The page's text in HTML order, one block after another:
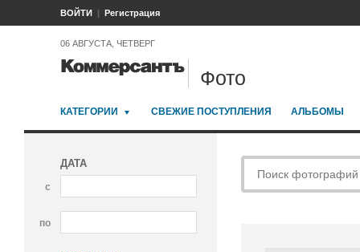
ВОЙТИ Регистрация
06 АВГУСТА, ЧЕТВЕРГ
Фото
КАТЕГОРИИ СВЕЖИЕ ПОСТУПЛЕНИЯ АЛЬБОМЫ
ДАТА
с
по